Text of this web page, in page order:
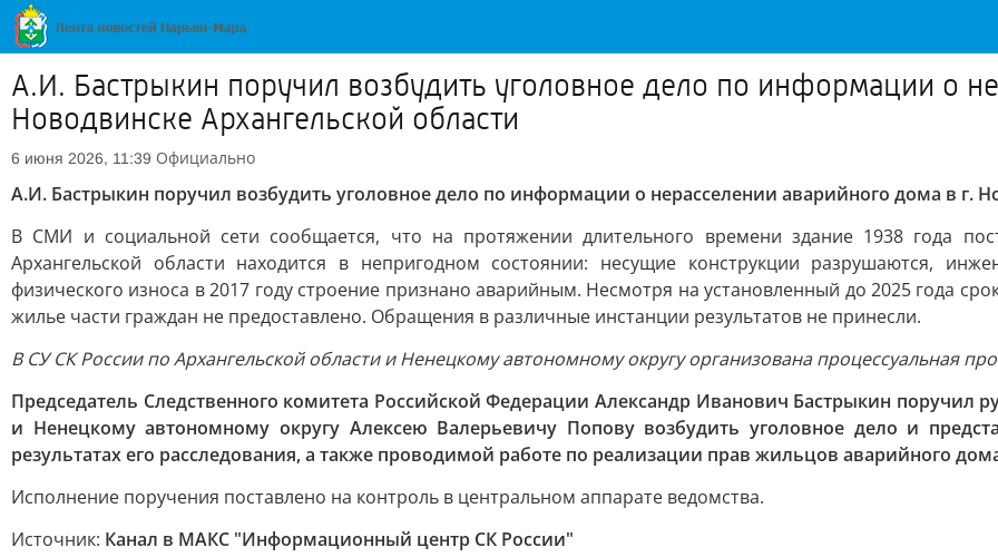
А.И. Бастрыкин поручил возбудить уголовное дело по информации о
Новодвинске Архангельской области
6 июня 2026, 11:39 Официально
А.И. Бастрыкин поручил возбудить уголовное дело по информации о нерасселении аварийного дома в г.
В СМИ и социальной сети сообщается, что на протяжении длительного времени здание 1938 года
Архангельской области находится в непригодном состоянии: несущие конструкции разрушаются,
физического износа в 2017 году строение признано аварийным. Несмотря на установленный до 2025 года
жилье части граждан не предоставлено. Обращения в различные инстанции результатов не принесли.
В СУ СК России по Архангельской области и Ненецкому автономному округу организована процессуальная
Председатель Следственного комитета Российской Федерации Александр Иванович Бастрыкин поручил
и Ненецкому автономному округу Алексею Валерьевичу Попову возбудить уголовное дело и
результатах его расследования, а также проводимой работе по реализации прав жильцов аварийного
Исполнение поручения поставлено на контроль в центральном аппарате ведомства.
Источник: Канал в МАКС "Информационный центр СК России"